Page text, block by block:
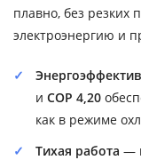
плавно, без резких
электроэнергию и
и COP 4,20
как в режиме
Тихая работа —